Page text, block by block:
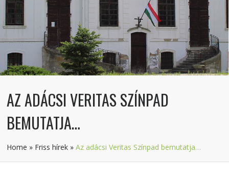
AZ ADÁCSI VERITAS SZÍNPAD
BEMUTATJA…
Home » Friss hírek »Az adácsi Veritas Színpad bemutatja…